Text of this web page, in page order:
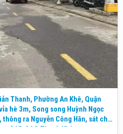
Thanh, Phường An Khê, Quận
Huỳnh Ngọc
ra Nguyễn Công Hãn, sát chợ
CAP, CAQ Thanh Khê